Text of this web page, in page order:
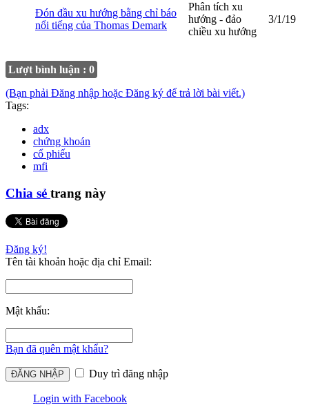
Đón đầu xu hướng bằng chỉ báo
nổi tiếng của Thomas Demark
Phân tích xu
hướng - đảo
chiều xu hướng
3/1/19
Lượt bình luận : 0
(Bạn phải Đăng nhập hoặc Đăng ký để trả lời bài viết.)
Tags:
adx
chứng khoán
cổ phiếu
mfi
Chia sẻ trang này
Đăng ký!
Tên tài khoản hoặc địa chỉ Email:
Mật khẩu:
Bạn đã quên mật khẩu?
Duy trì đăng nhập
Login with Facebook